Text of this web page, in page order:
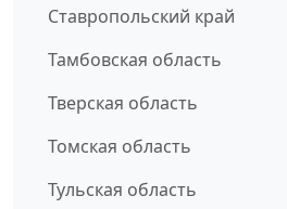
Ставропольский край
Тамбовская область
Тверская область
Томская область
Тульская область